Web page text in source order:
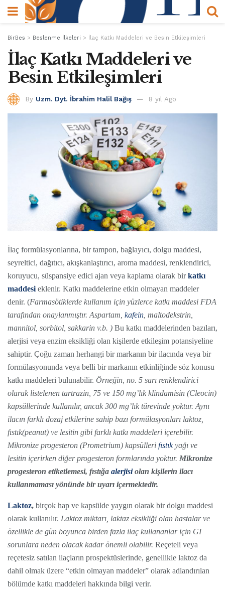
BirBes > Beslenme İlkeleri > İlaç Katkı Maddeleri ve Besin Etkileşimleri
İlaç Katkı Maddeleri ve
Besin Etkileşimleri
By Uzm. Dyt. İbrahim Halil Bağış 8 yıl Ago
İlaç formülasyonlarına, bir tampon, bağlayıcı, dolgu maddesi,
seyreltici, dağıtıcı, akışkanlaştırıcı, aroma maddesi, renklendirici,
koruyucu, süspansiye edici ajan veya kaplama olarak birkatkı
maddesi eklenir. Katkı maddelerine etkin olmayan maddeler
denir. (Farmasötiklerde kullanım için yüzlerce katkı maddesi FDA
tarafından onaylanmıştır. Aspartam, kafein , maltodekstrin,
mannitol, sorbitol, sakkarin v.b. ) Bu katkı maddelerinden bazıları,
alerjisi veya enzim eksikliği olan kişilerde etkileşim potansiyeline
sahiptir. Çoğu zaman herhangi bir markanın bir ilacında veya bir
formülasyonunda veya belli bir markanın etkinliğinde söz konusu
katkı maddeleri bulunabilir. Örneğin, no. 5 sarı renklendirici
olarak listelenen tartrazin, 75 ve 150 mg’lık klindamisin (Cleocin)
kapsüllerinde kullanılır, ancak 300 mg’lık türevinde yoktur. Aynı
ilacın farklı dozaj etkilerine sahip bazı formülasyonları laktoz,
fıstık(peanut) ve lesitin gibi farklı katkı maddeleri içerebilir.
Mikronize progesteron (Prometrium) kapsülleri fıstıkyağı ve
lesitin içerirken diğer progesteron formlarında yoktur. Mikronize
progesteron etiketlemesi, fıstığa alerjisiolan kişilerin ilacı
kullanmaması yönünde bir uyarı içermektedir.
Laktoz, birçok hap ve kapsülde yaygın olarak bir dolgu maddesi
olarak kullanılır. Laktoz miktarı, laktaz eksikliği olan hastalar ve
özellikle de gün boyunca birden fazla ilaç kullananlar için GI
sorunlara neden olacak kadar önemli olabilir. Reçeteli veya
reçetesiz satılan ilaçların prospektüslerinde, genellikle laktoz da
dahil olmak üzere “etkin olmayan maddeler” olarak adlandırılan
bölümde katkı maddeleri hakkında bilgi verir.